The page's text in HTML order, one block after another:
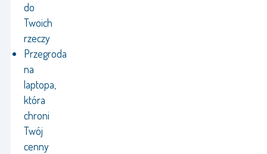
do
Twoich
rzeczy
Przegroda
na
laptopa,
która
chroni
Twój
cenny